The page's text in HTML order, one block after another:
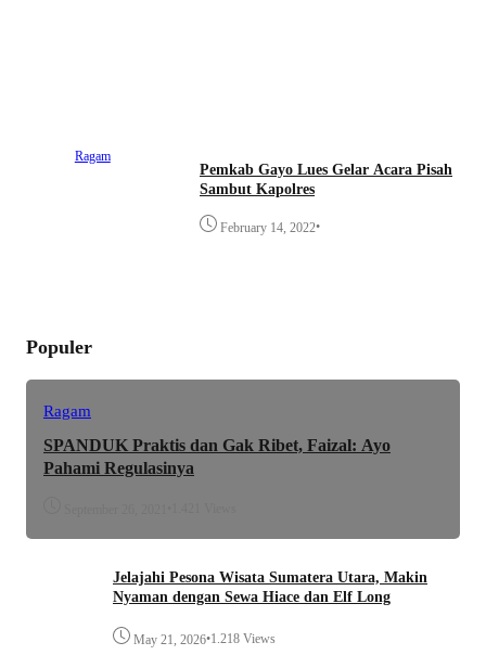
Ragam
Pemkab Gayo Lues Gelar Acara Pisah
Sambut Kapolres
February 14, 2022•
Populer
Ragam
SPANDUK Praktis dan Gak Ribet, Faizal: Ayo
Pahami Regulasinya
Jelajahi Pesona Wisata Sumatera Utara, Makin
Nyaman dengan Sewa Hiace dan Elf Long
May 21, 2026•1.218 Views